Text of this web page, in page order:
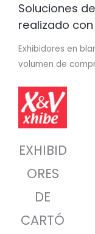
Soluciones
realizado
Exhibidores en
volumen de
EXHIBID
ORES
DE
CARTÓ